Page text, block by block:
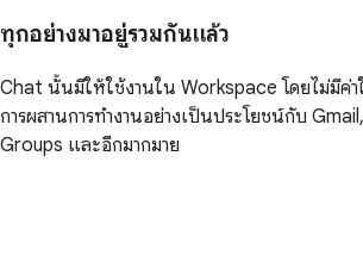
ทุกอย่างมาอยู่รวมกันแล้ว
Chat นั้นมีให้ใช้งานใน Workspace โดยไม่มีค่า
การผสานการทำงานอย่างเป็นประโยชน์กับ
Groups และอีกมากมาย